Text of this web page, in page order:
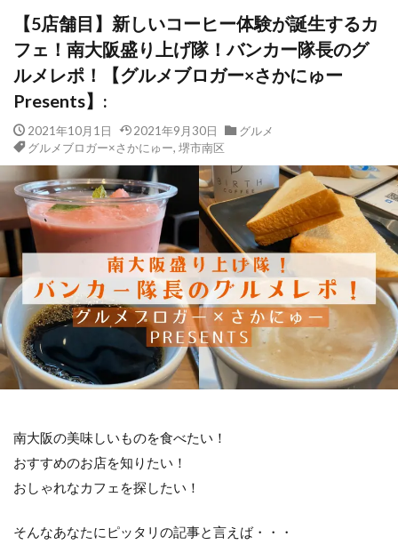
【5店舗目】新しいコーヒー体験が誕生するカ
フェ！南大阪盛り上げ隊！バンカー隊長のグ
ルメレポ！【グルメブロガー×さかにゅー
Presents】:
2021年10月1日 2021年9月30日
グルメ
グルメブロガー×さかにゅー, 堺市南区
南大阪の美味しいものを食べたい！
おすすめのお店を知りたい！
おしゃれなカフェを探したい！
そんなあなたにピッタリの記事と言えば・・・